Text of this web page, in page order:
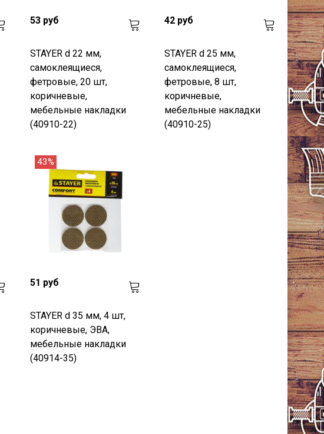
53 руб
STAYER d 22 мм,
самоклеящиеся,
фетровые, 20 шт,
коричневые,
мебельные накладки
(40910-22)
42 руб
STAYER d 25 мм,
самоклеящиеся,
фетровые, 8 шт,
коричневые,
мебельные накладки
(40910-25)
43%
51 руб
STAYER d 35 мм, 4 шт,
коричневые, ЭВА,
мебельные накладки
(40914-35)